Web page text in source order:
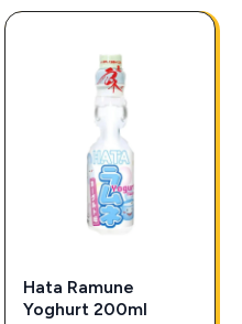
Hata Ramune
Yoghurt 200ml